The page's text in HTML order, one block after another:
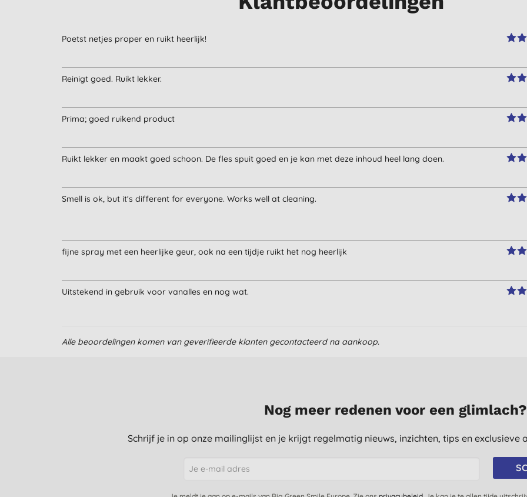
Poetst netjes proper en ruikt heerlijk!
Reinigt goed. Ruikt lekker.
Prima; goed ruikend product
Ruikt lekker en maakt goed schoon. De fles spuit goed en je kan met deze inhoud heel lang doen.
Smell is ok, but it's different for everyone. Works well at cleaning.
fijne spray met een heerlijke geur, ook na een tijdje ruikt het nog heerlijk
Uitstekend in gebruik voor vanalles en nog wat.
Favoriet 👍🏻👍🏻
Alle beoordelingen komen van geverifieerde klanten gecontacteerd na aankoop.
Nog meer redenen voor een glimlach?
Schrijf je in op onze mailinglijst en je krijgt regelmatig nieuws, inzichten, tips en exclusieve